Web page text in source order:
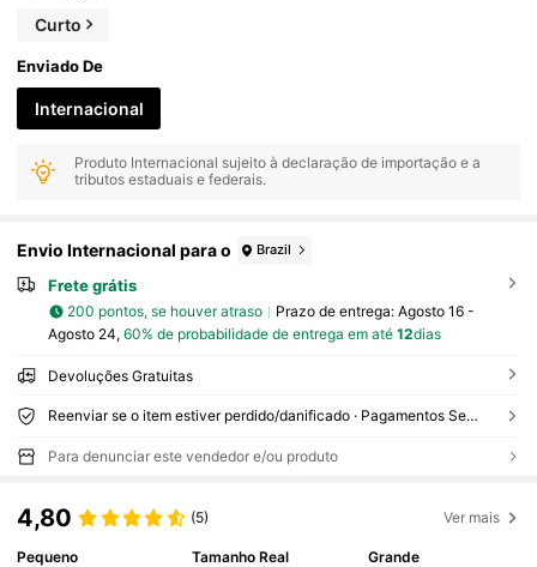
Curto
Enviado De
Internacional
Produto Internacional sujeito à declaração de importação e a
tributos estaduais e federais.
Envio Internacional para o Brazil
Frete grátis
200 pontos, se houver atraso Prazo de entrega: Agosto 16 -
Agosto 24, 60% de probabilidade de entrega em até 12dias
Devoluções Gratuitas
Reenviar se o item estiver perdido/danificado · Pagamentos Seguros · Proteção de privacidade
Para denunciar este vendedor e/ou produto
4,80 (5) Ver mais
Pequeno
Tamanho Real
Grande